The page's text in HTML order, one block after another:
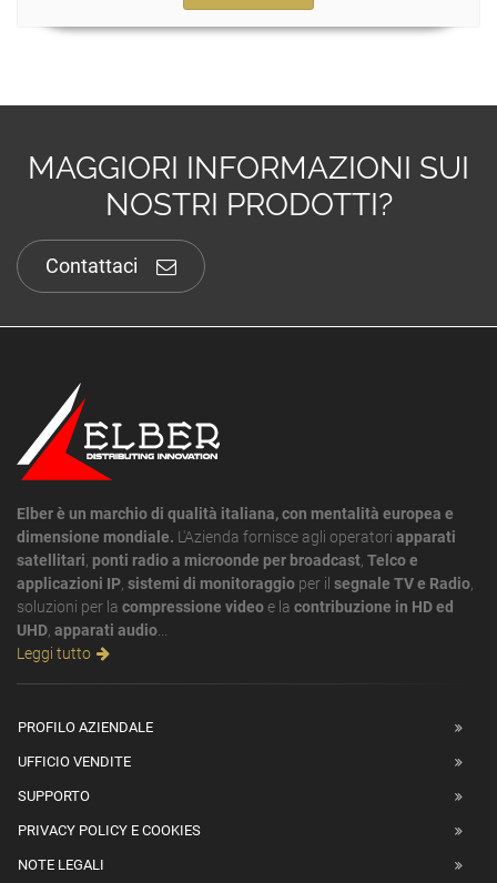
MAGGIORI INFORMAZIONI SUI
NOSTRI PRODOTTI?
Contattaci
Elber è un marchio di qualità italiana, con mentalità europea e
dimensione mondiale. L'Azienda fornisce agli operatori apparati
satellitari ponti radio a microonde per broadcast Telco e
applicazioni IP sistemi di monitoraggio per il segnale TV e Radio
soluzioni per la compressione videoe la contribuzione in HD ed
UHD apparati audio
Leggi tutto
PROFILO AZIENDALE
UFFICIO VENDITE
SUPPORTO
PRIVACY POLICY E COOKIES
NOTE LEGALI